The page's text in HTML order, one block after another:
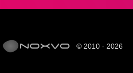
© 2010 - 2026